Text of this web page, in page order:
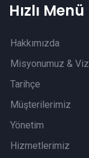
Hızlı Menü
Hakkımızda
Misyonumuz &
Tarihçe
Müşterilerimiz
Yönetim
Hizmetlerimiz